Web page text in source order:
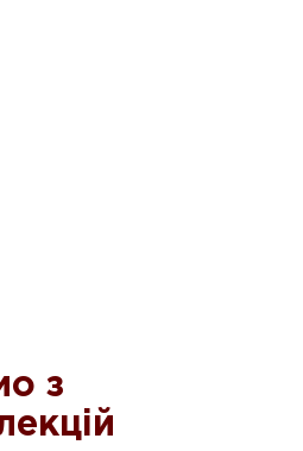
з